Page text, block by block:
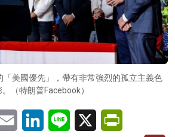
「美國優先」，帶有非常強烈的孤立主義色
。（特朗普Facebook）
Email LinkedInLine X